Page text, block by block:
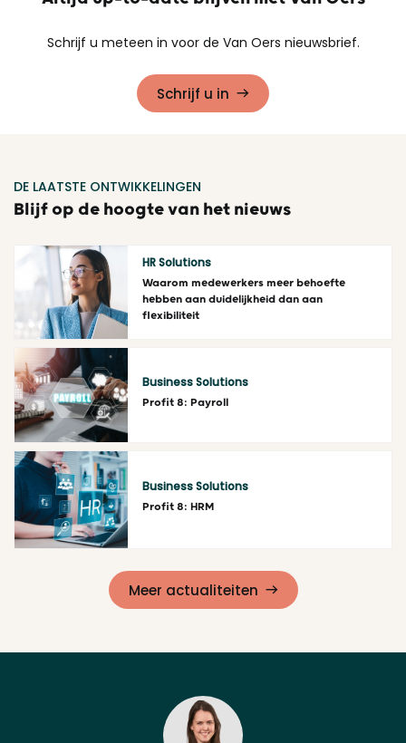
Schrijf u meteen in voor de Van Oers nieuwsbrief.
Schrijf u in
DE LAATSTE ONTWIKKELINGEN
Blijf op de hoogte van het nieuws
Lees meer
HR Solutions
Waarom medewerkers meer behoefte
hebben aan duidelijkheid dan aan
flexibiliteit
Lees meer
Business Solutions
Profit 8: Payroll
Business Solutions
Profit 8: HRM
Meer actualiteiten